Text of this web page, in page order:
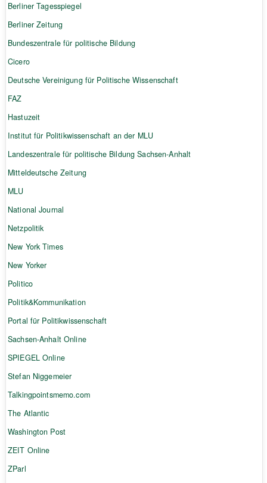
Berliner Tagesspiegel
Berliner Zeitung
Bundeszentrale für politische Bildung
Cicero
Deutsche Vereinigung für Politische Wissenschaft
FAZ
Hastuzeit
Institut für Politikwissenschaft an der MLU
Landeszentrale für politische Bildung Sachsen-Anhalt
Mitteldeutsche Zeitung
MLU
National Journal
Netzpolitik
New York Times
New Yorker
Politico
Politik&Kommunikation
Portal für Politikwissenschaft
Sachsen-Anhalt Online
SPIEGEL Online
Stefan Niggemeier
Talkingpointsmemo.com
The Atlantic
Washington Post
ZEIT Online
ZParl